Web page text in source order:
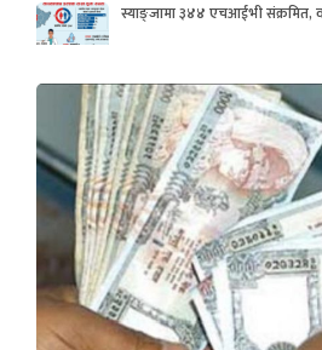
स्याङ्जामा ३४४ एचआईभी संक्रमित,